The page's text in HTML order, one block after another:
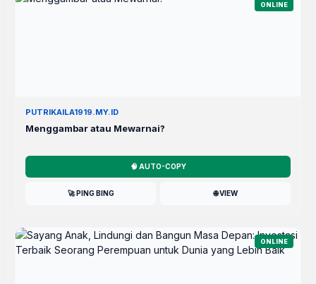
ONLINE
PUTRIKAILA1919.MY.ID
Menggambar atau Mewarnai?
🧠 AUTO-COPY
🚀 PING BING 🌐 VIEW
ONLINE